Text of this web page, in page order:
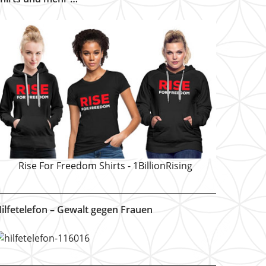
Rise For Freedom Shirts - 1BillionRising
– Gewalt gegen Frauen